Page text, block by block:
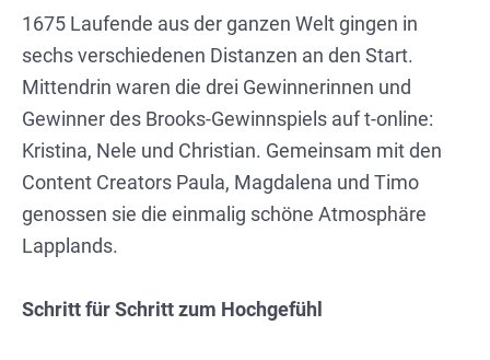
1675 Laufende aus der ganzen Welt gingen in
sechs verschiedenen Distanzen an den Start.
Mittendrin waren die drei Gewinnerinnen und
Gewinner des Brooks-Gewinnspiels auf t-online:
Kristina, Nele und Christian. Gemeinsam mit den
Content Creators Paula, Magdalena und Timo
genossen sie die einmalig schöne Atmosphäre
Lapplands.
Schritt für Schritt zum Hochgefühl